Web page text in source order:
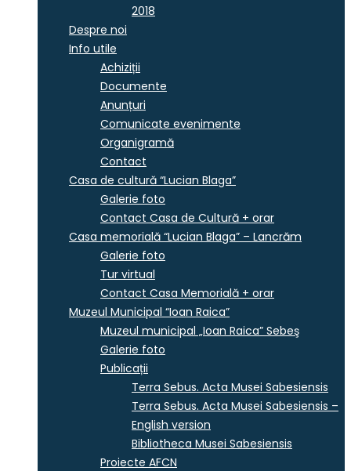
2018
Despre noi
Info utile
Achiziții
Documente
Anunțuri
Comunicate evenimente
Organigramă
Contact
Casa de cultură “Lucian Blaga”
Galerie foto
Contact Casa de Cultură + orar
Casa memorială “Lucian Blaga” – Lancrăm
Galerie foto
Tur virtual
Contact Casa Memorială + orar
Muzeul Municipal “Ioan Raica”
Muzeul municipal „Ioan Raica” Sebeş
Galerie foto
Publicații
Terra Sebus. Acta Musei Sabesiensis
Terra Sebus. Acta Musei Sabesiensis –
English version
Bibliotheca Musei Sabesiensis
Proiecte AFCN